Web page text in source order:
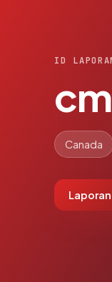
ID
Canada